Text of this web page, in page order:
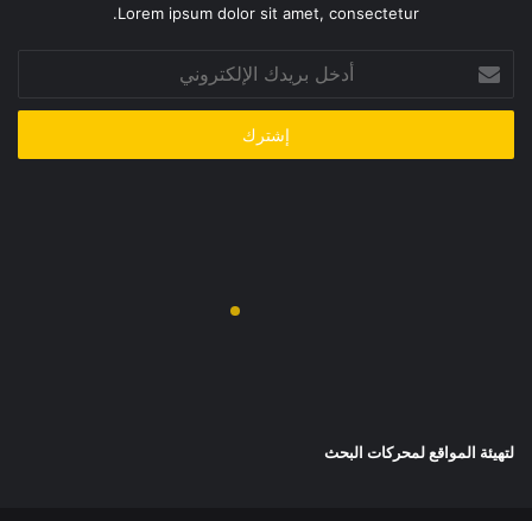
Lorem ipsum dolor sit amet, consectetur.
بريدك
الإلكتروني
لتهيئة المواقع لمحركات البحث